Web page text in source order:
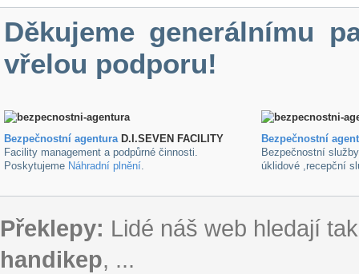
Děkujeme generálnímu
vřelou podporu!
Bezpečnostní agenturaD.I.SEVEN FACILITY
Facility management a podpůrné činnosti.
Poskytujeme Náhradní plnění.
Bezpečnostní
Bezpečnostní
úklidové ,recepční
Překlepy: Lidé náš web hledají
handikep, ...